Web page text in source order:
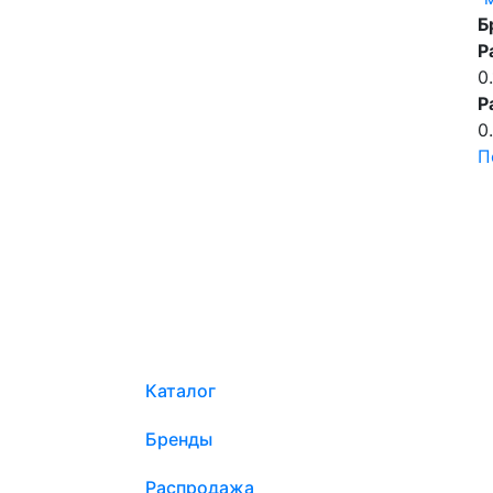
Каталог
Бренды
Распродажа